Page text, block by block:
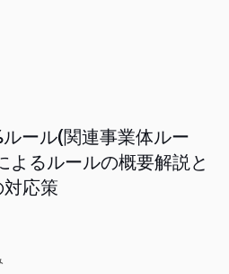
ルール(関連事業体ルー
よるルールの概要解説と
応策